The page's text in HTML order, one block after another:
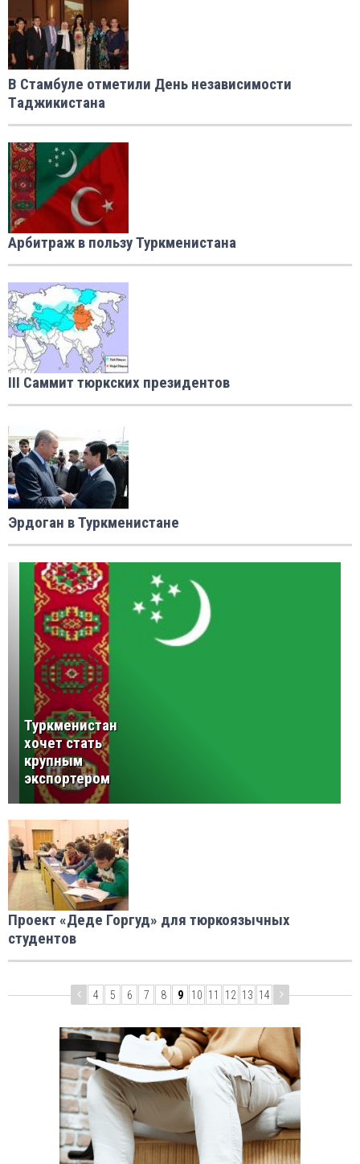
В Стамбуле отметили День независимости
Tаджикистанa
Арбитраж в пользу Туркменистана
III Саммит тюркских президентов
Эрдоган в Туркменистане
Туркменистан
хочет стать
крупным
экспортером
Проект «Деде Горгуд» для тюркоязычных
студентов
4 5 6 7 8 9 10 11 12 13 14